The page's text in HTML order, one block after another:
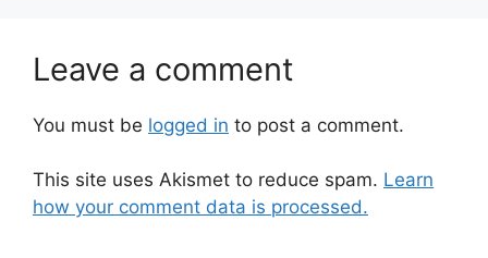
Leave a comment
You must be logged in to post a comment.
This site uses Akismet to reduce spam. Learn
how your comment data is processed.